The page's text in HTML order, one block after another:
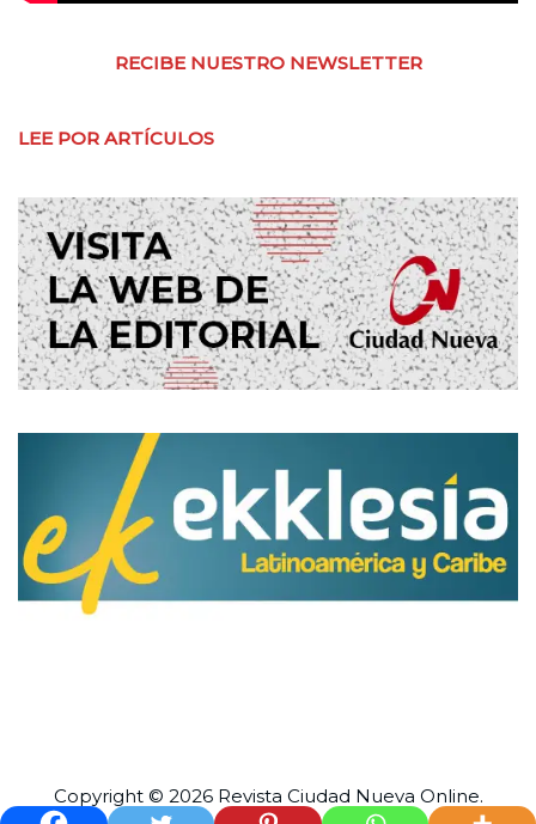
RECIBE NUESTRO NEWSLETTER
LEE POR ARTÍCULOS
Copyright © 2026 Revista Ciudad Nueva Online.